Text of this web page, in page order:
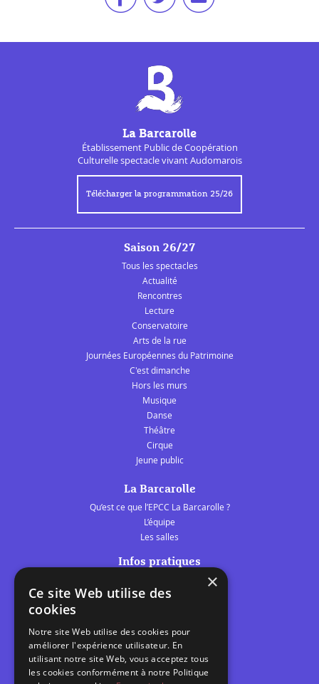
La Barcarolle
Établissement Public deCoopération
Culturellespectacle vivant Audomarois
Télécharger la programmation 25/26
Saison 26/27
Tous les spectacles
Actualité
Rencontres
Lecture
Conservatoire
Arts de la rue
Journées Européennes du Patrimoine
C'est dimanche
Hors les murs
Musique
Danse
Théâtre
Cirque
Jeune public
La Barcarolle
Qu’est ce que l’EPCC La Barcarolle ?
L’équipe
Les salles
Infos pratiques
Les belles scènes audomaroises
Calendrier
Programme des spectacles
×
Ce site Web utilise des
cookies
Notre site Web utilise des cookies pour
améliorer l'expérience utilisateur. En
utilisant notre site Web, vous acceptez tous
les cookies conformément à notre Politique